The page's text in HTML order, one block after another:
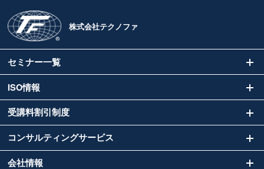
株式会社テクノファ
セミナー一覧
ISO情報
受講料割引制度
コンサルティングサービス
会社情報